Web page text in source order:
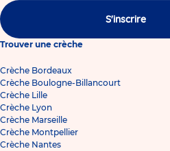
S'inscrire
Trouver une crèche
Crèche Bordeaux
Crèche Boulogne-Billancourt
Crèche Lille
Crèche Lyon
Crèche Marseille
Crèche Montpellier
Crèche Nantes